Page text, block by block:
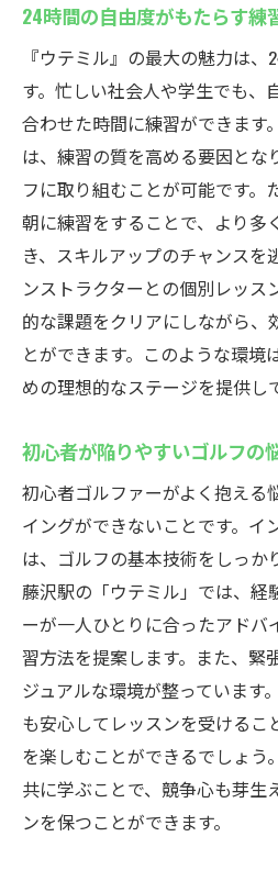
24時間の自由度がもたらす練
『ウテミル』の最大の魅力は
す。忙しい社会人や学生でも、
合わせた時間に練習ができます
は、練習の質を高める要因とな
フに取り組むことが可能です。
朝に練習をすることで、より多
き、スキルアップのチャンスを
ンストラクターとの個別レッス
的な課題をクリアにしながら、
とができます。このような環境
めの理想的なステージを提供し
初心者が陥りやすいゴルフの
初心者ゴルファーがよく抱える
イングができないことです。イ
は、ゴルフの基本技術をしっか
藤沢駅の「ウテミル」では、経
ーが一人ひとりに合ったアドバ
習方法を提案します。また、緊
ジュアルな環境が整っています
も安心してレッスンを受けるこ
を楽しむことができるでしょう
共に学ぶことで、競争心も芽生
ンを保つことができます。